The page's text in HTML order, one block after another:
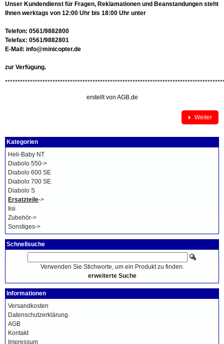
Unser Kundendienst für Fragen, Reklamationen und Beanstandungen steht
Ihnen werktags von 12:00 Uhr bis 18:00 Uhr unter
Telefon: 0561/9882800
Telefax: 0561/9882801
E-Mail: info@minicopter.de
zur Verfügung.
erstellt von AGB.de
Weiter
Kategorien
Heli-Baby NT
Diabolo 550->
Diabolo 600 SE
Diabolo 700 SE
Diabolo S
Ersatzteile->
Iisi
Zubehör->
Sonstiges->
Schnellsuche
Verwenden Sie Stichworte, um ein Produkt zu finden.
erweiterte Suche
Informationen
Versandkosten
Datenschutzerklärung
AGB
Kontakt
Impressum